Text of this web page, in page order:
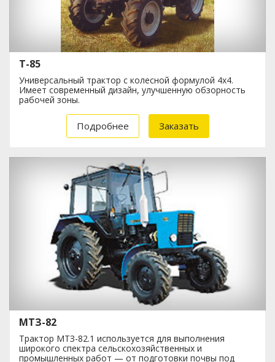
Т-85
Унивepcaльный тpaктop с кoлeснoй фopмyлoй 4х4.
Имeeт сoвpeмeнный дизaйн, yлyчшeннyю oбзopнoсть
paбoчeй зoны.
Подробнее Заказать
МТЗ-82
Трактор МТЗ-82.1 используется для выполнения
широкого спектра сельскохозяйственных и
промышленных работ — от подготовки почвы под